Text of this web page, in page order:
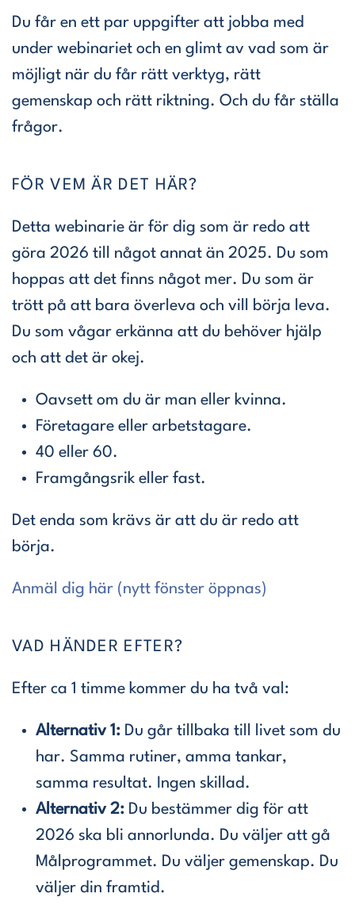
Du får en ett par uppgifter att jobba med
under webinariet och en glimt av vad som är
möjligt när du får rätt verktyg, rätt
gemenskap och rätt riktning. Och du får ställa
frågor.
FÖR VEM ÄR DET HÄR?
Detta webinarie är för dig som är redo att
göra 2026 till något annat än 2025. Du som
hoppas att det finns något mer. Du som är
trött på att bara överleva och vill börja leva.
Du som vågar erkänna att du behöver hjälp
och att det är okej.
Oavsett om du är man eller kvinna.
Företagare eller arbetstagare.
40 eller 60.
Framgångsrik eller fast.
Det enda som krävs är att du är redo att
börja.
Anmäl dig här (nytt fönster öppnas)
VAD HÄNDER EFTER?
Efter ca 1 timme kommer du ha två val:
Alternativ 1: Du går tillbaka till livet som du
har. Samma rutiner, amma tankar,
samma resultat. Ingen skillad.
Alternativ 2: Du bestämmer dig för att
2026 ska bli annorlunda. Du väljer att gå
Målprogrammet. Du väljer gemenskap. Du
väljer din framtid.